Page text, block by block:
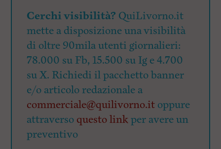
Cerchi visibilità? QuiLivorno.it
mette a disposizione una visibilità
di oltre 90mila utenti giornalieri:
78.000 su Fb, 15.500 su Ig e 4.700
su X. Richiedi il pacchetto banner
e/o articolo redazionale a
commerciale@quilivorno.it oppure
attraverso questo linkper avere un
preventivo